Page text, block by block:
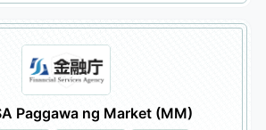
Paggawa ng Market (MM)